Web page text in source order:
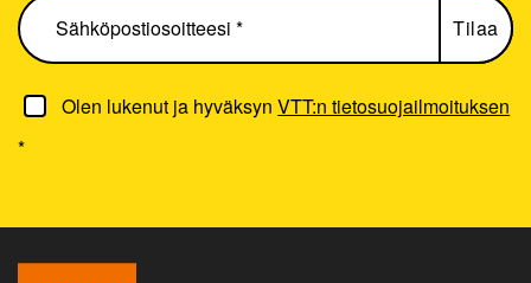
Olen lukenut ja hyväksynVTT:n tietosuojailmoituksen
*